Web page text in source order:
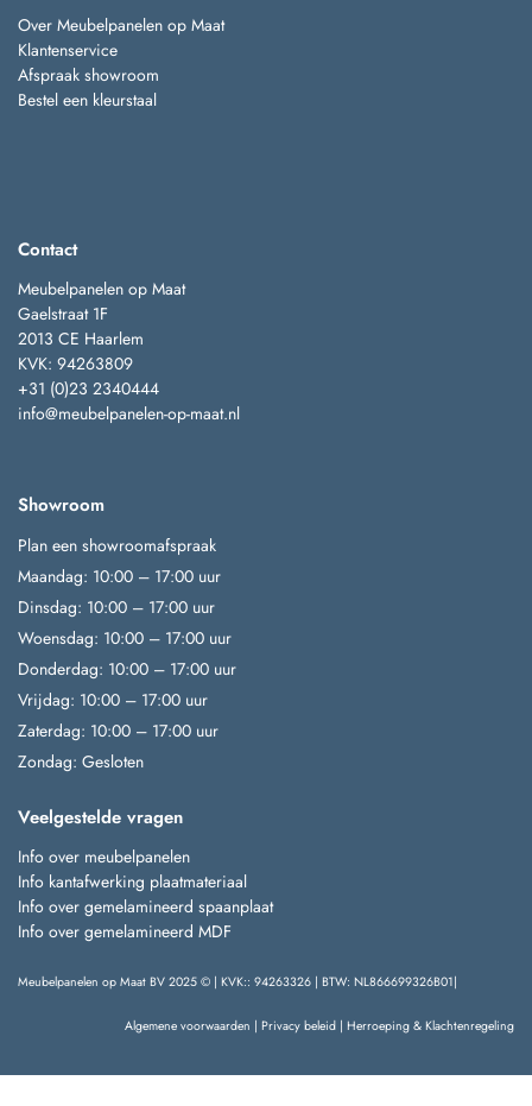
Over Meubelpanelen op Maat
Klantenservice
Afspraak showroom
Bestel een kleurstaal
Contact
Meubelpanelen op Maat
Gaelstraat 1F
2013 CE Haarlem
KVK: 94263809
+31 (0)23 2340444
info@meubelpanelen-op-maat.nl
Showroom
Plan een showroomafspraak
Maandag: 10:00 – 17:00 uur
Dinsdag: 10:00 – 17:00 uur
Woensdag: 10:00 – 17:00 uur
Donderdag: 10:00 – 17:00 uur
Vrijdag: 10:00 – 17:00 uur
Zaterdag: 10:00 – 17:00 uur
Zondag: Gesloten
Veelgestelde vragen
Info over meubelpanelen
Info kantafwerking plaatmateriaal
Info over gemelamineerd spaanplaat
Info over gemelamineerd MDF
Meubelpanelen op Maat BV 2025 © | KVK:: 94263326 | BTW: NL866699326B01|
Algemene voorwaarden | Privacy beleid | Herroeping & Klachtenregeling